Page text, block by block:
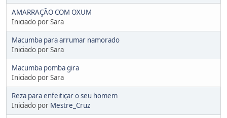
AMARRAÇÃO COM OXUM
Iniciado por Sara
Macumba para arrumar namorado
Iniciado por Sara
Macumba pomba gira
Iniciado por Sara
Reza para enfeitiçar o seu homem
Iniciado por Mestre_Cruz